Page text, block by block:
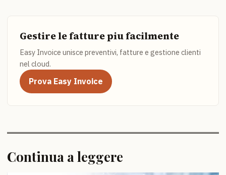
Gestire le fatture piu facilmente
Easy Invoice unisce preventivi, fatture e gestione clienti
nel cloud.
Prova Easy Invoice
Continua a leggere